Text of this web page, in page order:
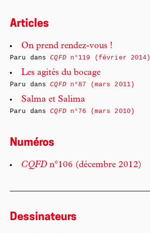
Articles
On prend rendez-vous !
Paru dansCQFDn°119 (février 2014)
Les agités du bocage
Paru dansCQFDn°87 (mars 2011)
Salma et Salima
Paru dansCQFDn°76 (mars 2010)
Numéros
CQFD n°106 (décembre 2012)
Dessinateurs